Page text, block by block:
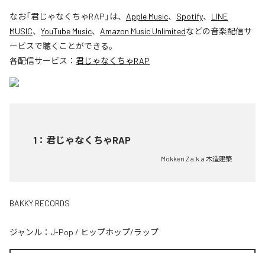
なお「君じゃなくちゃRAP 」は、 Apple Music、 Spotify、 LINE
MUSIC、 YouTube Music、 Amazon Music Unlimitedなどの音楽配信サ
ービスで聴くことができる。
各配信サービス： 君じゃなくちゃRAP
1 ： 君じゃなくちゃRAP
Mokken Z a.k.a 木造建築
BAKKY RECORDS
ジャンル： J-Pop / ヒップホップ/ラップ